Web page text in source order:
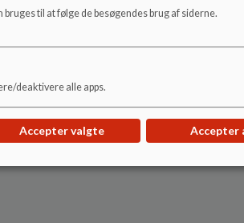
til at følge de besøgendes brug af siderne.
deaktivere alle apps.
Accepter valgte Accepter